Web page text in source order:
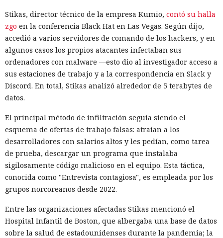
Stikas, director técnico de la empresa Kumio, contó su halla
zgo en la conferencia Black Hat en Las Vegas. Según dijo,
accedió a varios servidores de comando de los hackers, y en
algunos casos los propios atacantes infectaban sus
ordenadores con malware —esto dio al investigador acceso a
sus estaciones de trabajo y a la correspondencia en Slack y
Discord. En total, Stikas analizó alrededor de 5 terabytes de
datos.
El principal método de infiltración seguía siendo el
esquema de ofertas de trabajo falsas: atraían a los
desarrolladores con salarios altos y les pedían, como tarea
de prueba, descargar un programa que instalaba
sigilosamente código malicioso en el equipo. Esta táctica,
conocida como "Entrevista contagiosa", es empleada por los
grupos norcoreanos desde 2022.
Entre las organizaciones afectadas Stikas mencionó el
Hospital Infantil de Boston, que albergaba una base de datos
sobre la salud de estadounidenses durante la pandemia; la